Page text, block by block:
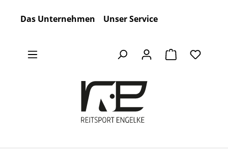
Das Unternehmen Unser Service
Warenkorb